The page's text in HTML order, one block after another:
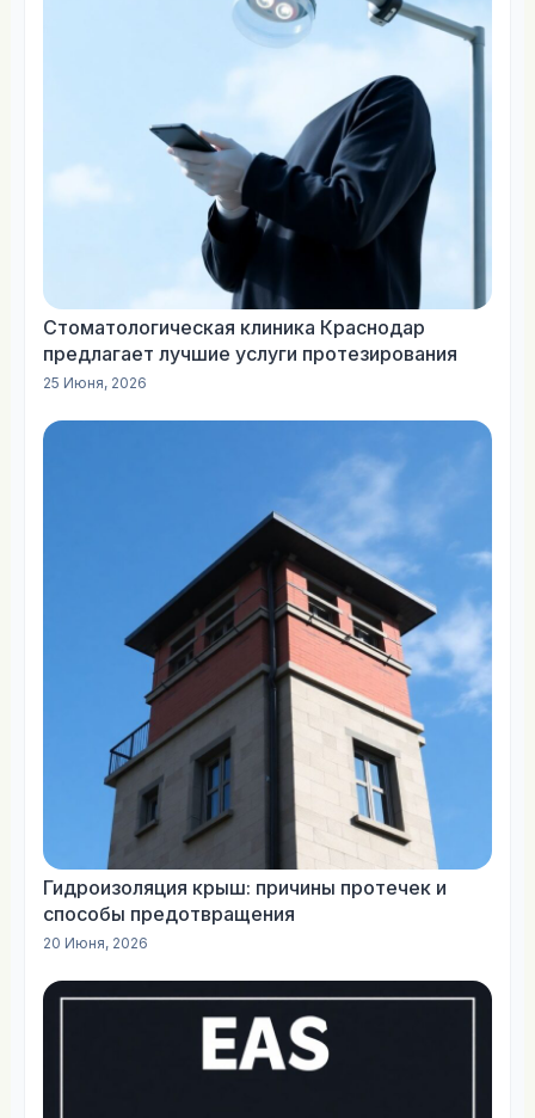
Стоматологическая клиника Краснодар
предлагает лучшие услуги протезирования
25 Июня, 2026
Гидроизоляция крыш: причины протечек и
способы предотвращения
20 Июня, 2026